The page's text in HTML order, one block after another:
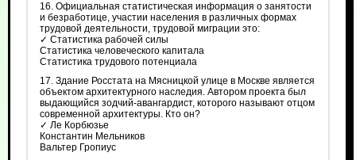
16. Официальная статистическая информация о занятости
и безработице, участии населения в различных формах
трудовой деятельности, трудовой миграции это:
✓ Статистика рабочей силы
Статистика человеческого капитала
Статистика трудового потенциала
17. Здание Росстата на Мясницкой улице в Москве является
объектом архитектурного наследия. Автором проекта был
выдающийся зодчий-авангардист, которого называют отцом
современной архитектуры. Кто он?
✓ Ле Корбюзье
Константин Мельников
Вальтер Гропиус